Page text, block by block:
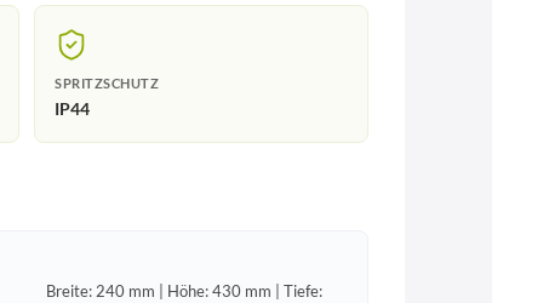
SPRITZSCHUTZ
IP44
Breite: 240 mm | Höhe: 430 mm | Tiefe: